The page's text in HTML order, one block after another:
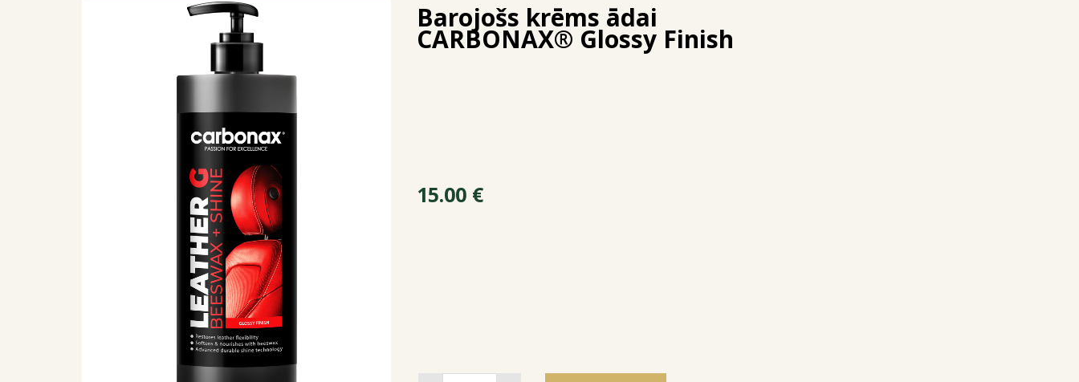
Barojošs krēms ādai
CARBONAX® Glossy Finish
15.00 €